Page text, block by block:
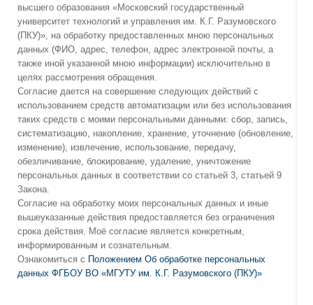
высшего образования «Московский государственный
университет технологий и управления им. К.Г. Разумовского
(ПКУ)», на обработку предоставленных мною персональных
данных (ФИО, адрес, телефон, адрес электронной почты, а
также иной указанной мною информации) исключительно в
целях рассмотрения обращения.
Согласие дается на совершение следующих действий с
использованием средств автоматизации или без использования
таких средств с моими персональными данными: сбор, запись,
систематизацию, накопление, хранение, уточнение (обновление,
изменение), извлечение, использование, передачу,
обезличивание, блокирование, удаление, уничтожение
персональных данных в соответствии со статьей 3, статьей 9
Закона.
Согласие на обработку моих персональных данных и иные
вышеуказанные действия предоставляется без ограничения
срока действия. Моё согласие является конкретным,
информированным и сознательным.
Ознакомиться с Положением Об обработке персональных
данных ФГБОУ ВО «МГУТУ им. К.Г. Разумовского (ПКУ)»